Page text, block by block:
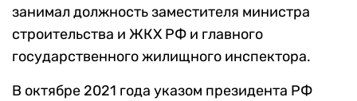
занимал должность заместителя министра
строительства и ЖКХ РФ и главного
государственного жилищного инспектора.
В октябре 2021 года указом президента РФ